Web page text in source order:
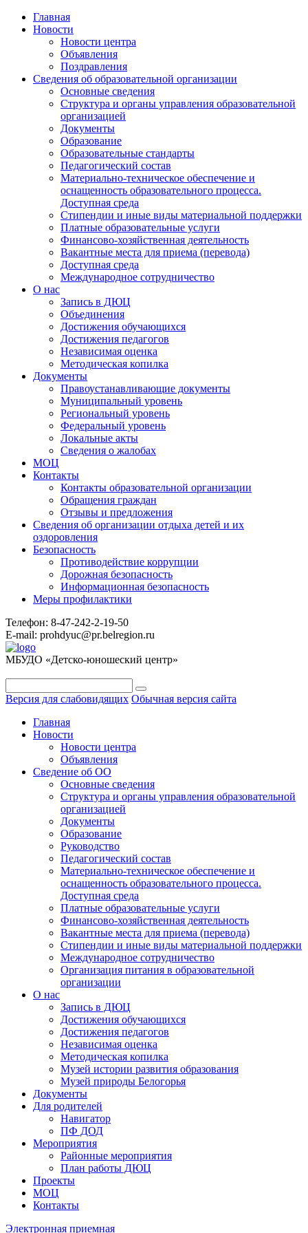
Главная
Новости
Новости центра
Объявления
Поздравления
Сведения об образовательной организации
Основные сведения
Структура и органы управления образовательной
организацией
Документы
Образование
Образовательные стандарты
Педагогический состав
Материально-техническое обеспечение и
оснащенность образовательного процесса.
Доступная среда
Стипендии и иные виды материальной поддержки
Платные образовательные услуги
Финансово-хозяйственная деятельность
Вакантные места для приема (перевода)
Доступная среда
Международное сотрудничество
О нас
Запись в ДЮЦ
Объединения
Достижения обучающихся
Достижения педагогов
Независимая оценка
Методическая копилка
Документы
Правоустанавливающие документы
Муниципальный уровень
Региональный уровень
Федеральный уровень
Локальные акты
Сведения о жалобах
МОЦ
Контакты
Контакты образовательной организации
Обращения граждан
Отзывы и предложения
Сведения об организации отдыха детей и их
оздоровления
Безопасность
Противодействие коррупции
Дорожная безопасность
Информационная безопасность
Меры профилактики
Телефон: 8-47-242-2-19-50
E-mail: prohdyuc@pr.belregion.ru
МБУДО «Детско-юношеский центр»
Версия для слабовидящих Обычная версия сайта
Главная
Новости
Новости центра
Объявления
Сведение об ОО
Основные сведения
Структура и органы управления образовательной
организацией
Документы
Образование
Руководство
Педагогический состав
Материально-техническое обеспечение и
оснащенность образовательного процесса.
Доступная среда
Платные образовательные услуги
Финансово-хозяйственная деятельность
Вакантные места для приема (перевода)
Стипендии и иные виды материальной поддержки
Международное сотрудничество
Организация питания в образовательной
организации
О нас
Запись в ДЮЦ
Достижения обучающихся
Достижения педагогов
Независимая оценка
Методическая копилка
Музей истории развития образования
Музей природы Белогорья
Документы
Для родителей
Навигатор
ПФ ДОД
Мероприятия
Районные мероприятия
План работы ДЮЦ
Проекты
МОЦ
Контакты
Электронная приемная